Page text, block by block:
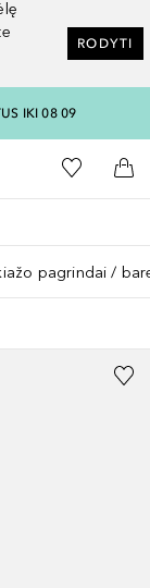
RODYTI
IKI 08 09
pagrindinį
Į mano
Į
pagrindai